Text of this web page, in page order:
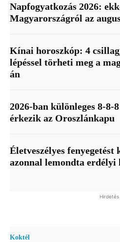
Napfogyatkozás 2026:
Magyarországról az
Kínai horoszkóp: 4
lépéssel törheti meg a
án
2026-ban különleges 8-8-
érkezik az Oroszlánkapu
Életveszélyes
azonnal lemondta
Hirdetés
Koktél